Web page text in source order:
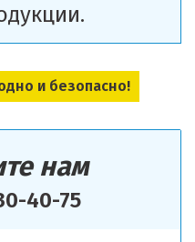
нам
40-75
и безопасно!